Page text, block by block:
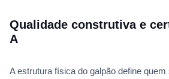
Qualidade construtiva e
A
A estrutura física do galpão define